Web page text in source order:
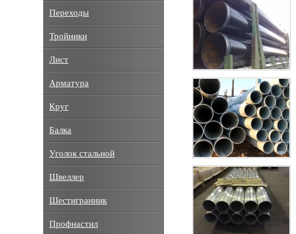
Переходы
Тройники
Лист
Арматура
Круг
Балка
Уголок стальной
Швеллер
Шестигранник
Профнастил